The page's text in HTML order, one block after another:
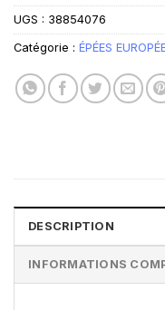
était :
UGS : 38854076
Catégorie : ÉPÉES
DESCRIPTION
INFORMATIONS